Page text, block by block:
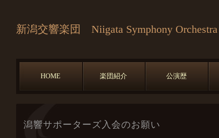
新潟交響楽団 Niigata Symphony Orchestra
HOME 楽団紹介 公演歴
潟響サポーターズ入会のお願い